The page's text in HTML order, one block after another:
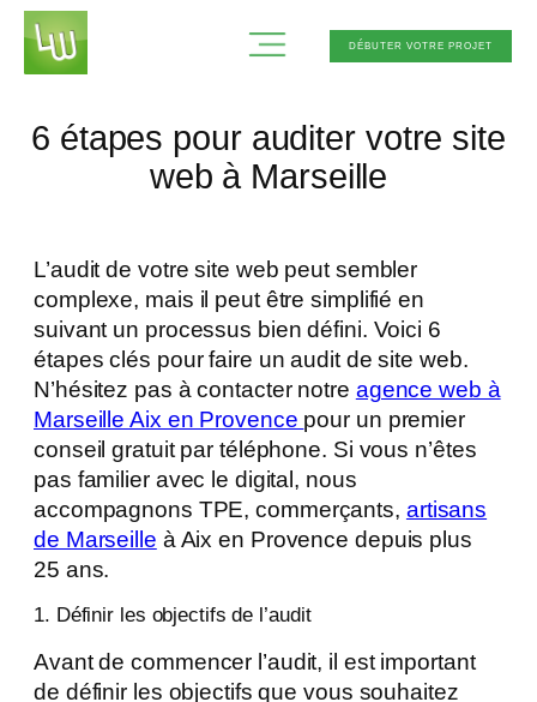
Aller
au
DÉBUTER VOTRE PROJET
6 étapes pour auditer votre site
web à Marseille
L’audit de votre site web peut sembler
complexe, mais il peut être simplifié en
suivant un processus bien défini. Voici 6
étapes clés pour faire un audit de site web.
N’hésitez pas à contacter notre agence web à
Marseille Aix en Provence pour un premier
conseil gratuit par téléphone. Si vous n’êtes
pas familier avec le digital, nous
accompagnons TPE, commerçants, artisans
de Marseille à Aix en Provence depuis plus
25 ans.
1. Définir les objectifs de l’audit
Avant de commencer l’audit, il est important
de définir les objectifs que vous souhaitez